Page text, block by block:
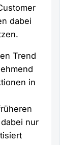
dabei
Trend
in
nur